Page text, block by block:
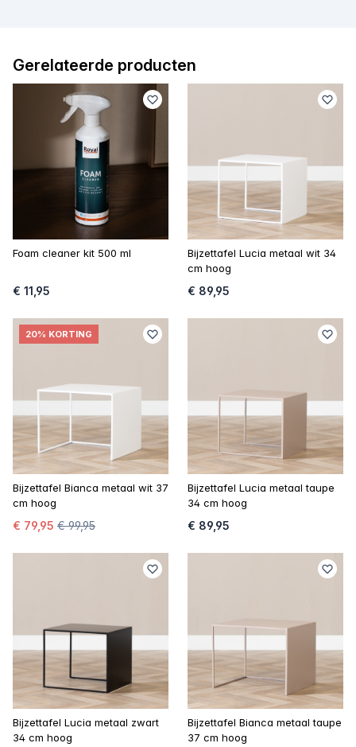
Gerelateerde producten
Foam cleaner kit 500 ml
€ 11,95
Bijzettafel Lucia metaal wit 34
cm hoog
€ 89,95
20% KORTING
Bijzettafel Bianca metaal wit 37
cm hoog
€ 79,95 € 99,95
Bijzettafel Lucia metaal taupe
34 cm hoog
€ 89,95
Bijzettafel Lucia metaal zwart
34 cm hoog
Bijzettafel Bianca metaal taupe
37 cm hoog